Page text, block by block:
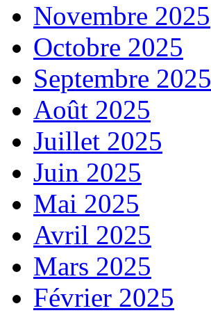
Novembre 2025
Octobre 2025
Septembre 2025
Août 2025
Juillet 2025
Juin 2025
Mai 2025
Avril 2025
Mars 2025
Février 2025